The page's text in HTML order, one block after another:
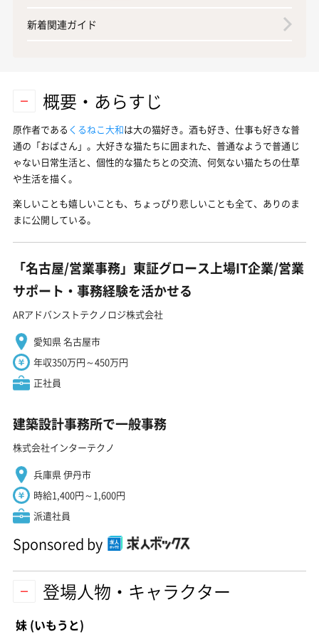
新着関連ガイド
概要・あらすじ
原作者である くるねこ大和は大の猫好き。酒も好き、仕事も好きな普
通の「おばさん」。大好きな猫たちに囲まれた、普通なようで普通じ
ゃない日常生活と、個性的な猫たちとの交流、何気ない猫たちの仕草
や生活を描く。
楽しいことも嬉しいことも、ちょっぴり悲しいことも全て、ありのま
まに公開している。
「名古屋/営業事務」東証グロース上場IT企業/営業
サポート・事務経験を活かせる
ARアドバンストテクノロジ株式会社
愛知県 名古屋市
年収350万円～450万円
正社員
建築設計事務所で一般事務
株式会社インターテクノ
兵庫県 伊丹市
時給1,400円～1,600円
派遣社員
Sponsored by
登場人物・キャラクター
妹 (いもうと)